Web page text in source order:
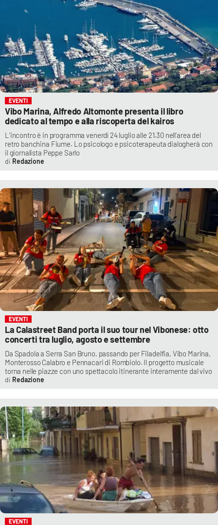
EVENTI
Vibo Marina, Alfredo Altomonte presenta il libro
dedicato al tempo e alla riscoperta del kairos
L’incontro è in programma venerdì 24 luglio alle 21.30 nell’area del
retro banchina Fiume. Lo psicologo e psicoterapeuta dialogherà con
il giornalista Peppe Sarlo
Redazione
EVENTI
La Calastreet Band porta il suo tour nel Vibonese: otto
concerti tra luglio, agosto e settembre
Da Spadola a Serra San Bruno, passando per Filadelfia, Vibo Marina,
Monterosso Calabro e Pennacari di Rombiolo. Il progetto musicale
torna nelle piazze con uno spettacolo itinerante interamente dal vivo
Redazione
EVENTI